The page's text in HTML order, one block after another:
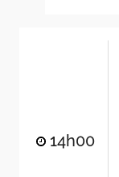
14h00